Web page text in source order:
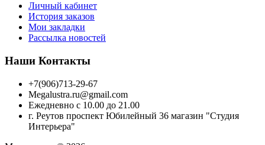
Личный кабинет
История заказов
Мои закладки
Рассылка новостей
Наши Контакты
+7(906)713-29-67
Megalustra.ru@gmail.com
Ежедневно с 10.00 до 21.00
г. Реутов проспект Юбилейный 36 магазин "Студия
Интерьера"